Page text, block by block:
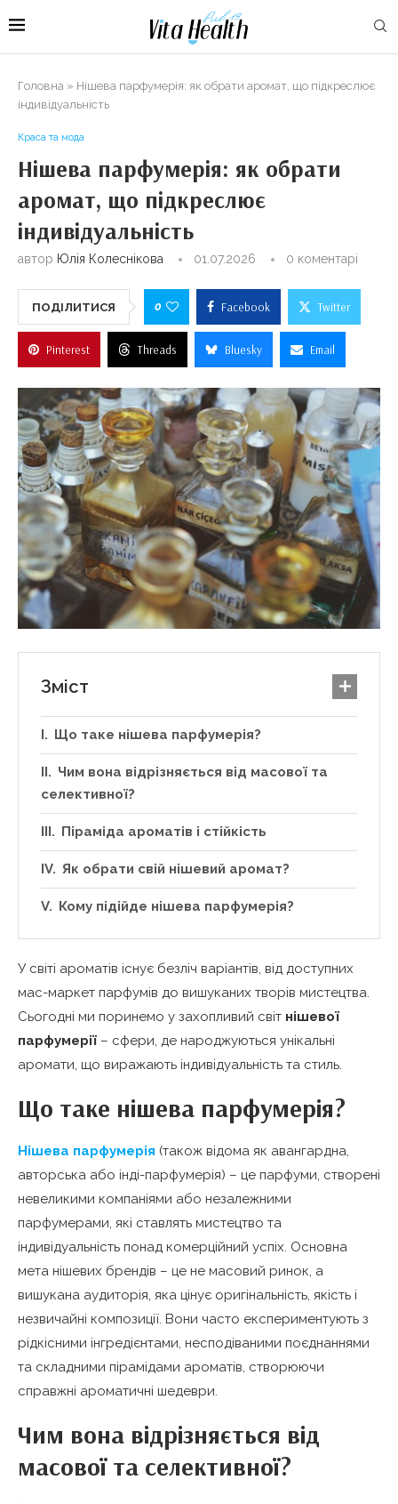
Головна » Нішева парфумерія: як обрати аромат, що підкреслює
індивідуальність
Краса та мода
Нішева парфумерія: як обрати
аромат, що підкреслює
індивідуальність
автор Юлія Колеснікова 01.07.2026 0 коментарі
ПОДІЛИТИСЯ 0 Facebook Twitter
Pinterest Threads Bluesky Email
Зміст
Що таке нішева парфумерія?
Чим вона відрізняється від масової та
селективної?
Піраміда ароматів і стійкість
Як обрати свій нішевий аромат?
Кому підійде нішева парфумерія?
У світі ароматів існує безліч варіантів, від доступних
мас-маркет парфумів до вишуканих творів мистецтва.
Сьогодні ми поринемо у захопливий світ нішевої
парфумерії – сфери, де народжуються унікальні
аромати, що виражають індивідуальність та стиль.
Що таке нішева парфумерія?
Нішева парфумерія (також відома як авангардна,
авторська або інді-парфумерія) – це парфуми, створені
невеликими компаніями або незалежними
парфумерами, які ставлять мистецтво та
індивідуальність понад комерційний успіх. Основна
мета нішевих брендів – це не масовий ринок, а
вишукана аудиторія, яка цінує оригінальність, якість і
незвичайні композиції. Вони часто експериментують з
рідкісними інгредієнтами, несподіваними поєднаннями
та складними пірамідами ароматів, створюючи
справжні ароматичні шедеври.
Чим вона відрізняється від
масової та селективної?